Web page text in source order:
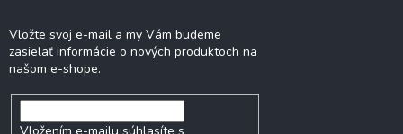
Vložte svoj e-mail a my Vám budeme
zasielať informácie o nových produktoch na
našom e-shope.